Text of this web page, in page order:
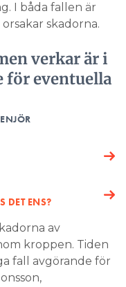
I båda fallen är
skadorna.
verkar är i
för eventuella
DET ENS?
av
kroppen. Tiden
fall avgörande för